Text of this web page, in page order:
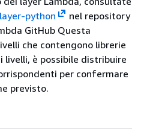
layer-python
nel repository
GitHub Questa
che contengono librerie
livelli, è possibile distribuire
per confermare
previsto.